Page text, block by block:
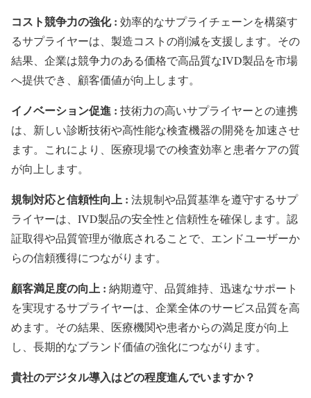
コスト競争力の強化 : 効率的なサプライチェーンを構築す
るサプライヤーは、製造コストの削減を支援します。その
結果、企業は競争力のある価格で高品質なIVD製品を市場
へ提供でき、顧客価値が向上します。
イノベーション促進 : 技術力の高いサプライヤーとの連携
は、新しい診断技術や高性能な検査機器の開発を加速させ
ます。これにより、医療現場での検査効率と患者ケアの質
が向上します。
規制対応と信頼性向上 : 法規制や品質基準を遵守するサプ
ライヤーは、IVD製品の安全性と信頼性を確保します。認
証取得や品質管理が徹底されることで、エンドユーザーか
らの信頼獲得につながります。
顧客満足度の向上 : 納期遵守、品質維持、迅速なサポート
を実現するサプライヤーは、企業全体のサービス品質を高
めます。その結果、医療機関や患者からの満足度が向上
し、長期的なブランド価値の強化につながります。
貴社のデジタル導入はどの程度進んでいますか？